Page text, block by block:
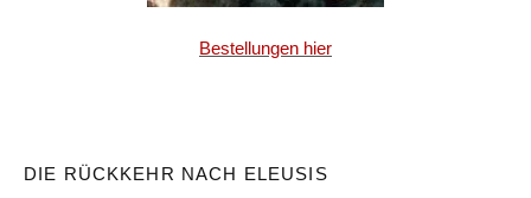
Bestellungen hier
DIE RÜCKKEHR NACH ELEUSIS